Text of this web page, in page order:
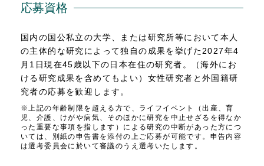
応募資格
国内の国公私立の大学、または研究所等において本人
の主体的な研究によって独自の成果を挙げた2027年4
月1日現在45歳以下の日本在住の研究者。（海外にお
ける研究成果を含めてもよい）女性研究者と外国籍研
究者の応募を歓迎します。
※上記の年齢制限を超える方で、ライフイベント（出産、育
児、介護、けがや病気、そのほかに研究を中止せざるを得なか
った重要な事項を指します）による研究の中断があった方につ
いては、別紙の申告書を添付の上ご応募が可能です。申告内容
は選考委員会に於いて審議のうえ選考いたします。